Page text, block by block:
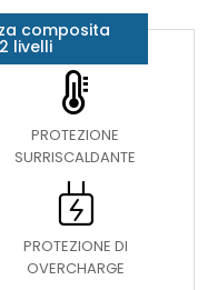
composita
livelli
PROTEZIONE
SURRISCALDANTE
PROTEZIONE DI
OVERCHARGE